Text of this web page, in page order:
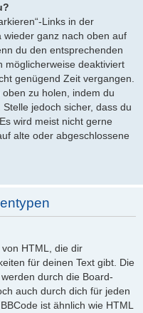
Links in der
wieder ganz nach oben auf
du den entsprechenden
möglicherweise deaktiviert
genügend Zeit vergangen.
zu holen, indem du
jedoch sicher, dass du
wird meist nicht gerne
alte oder abgeschlossene
HTML, die dir
für deinen Text gibt. Die
durch die Board-
auch durch dich für jeden
ist ähnlich wie HTML